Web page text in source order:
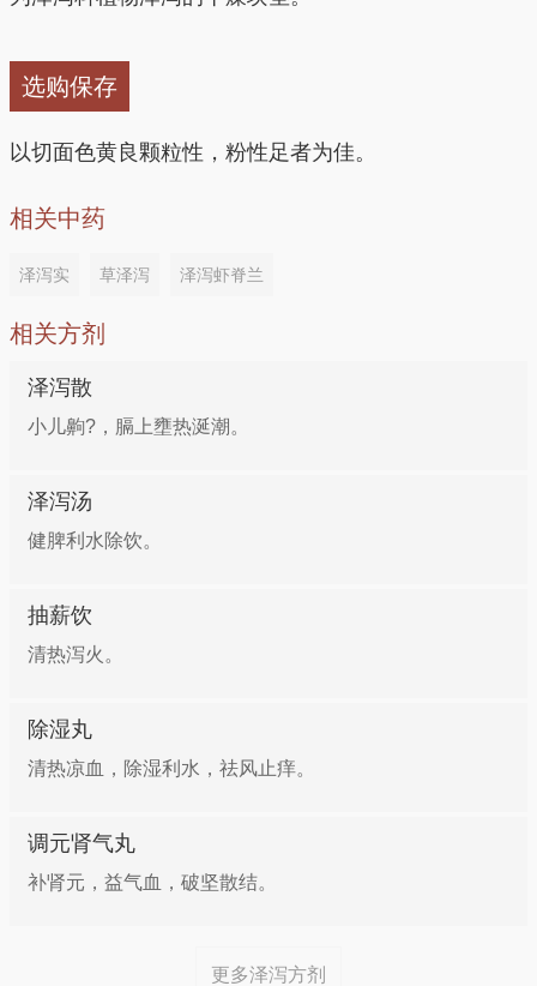
小时，去药渣，食鸡肉。
4、治痰饮停聚、头目昏眩：泽泻15g，白术6g。水
煎，去渣，温服。
小便涩：泽泻、桑白皮、木通、枳壳、茯苓、槟榔各
渣，食前温服。
选购保存
以切面色黄良颗粒性，粉性足者为佳。
相关中药
泽泻实 草泽泻 泽泻虾脊兰
相关方剂
泽泻散
小儿齁?，膈上壅热涎潮。
泽泻汤
健脾利水除饮。
抽薪饮
清热泻火。
除湿丸
清热凉血，除湿利水，祛风止痒。
调元肾气丸
补肾元，益气血，破坚散结。
更多泽泻方剂